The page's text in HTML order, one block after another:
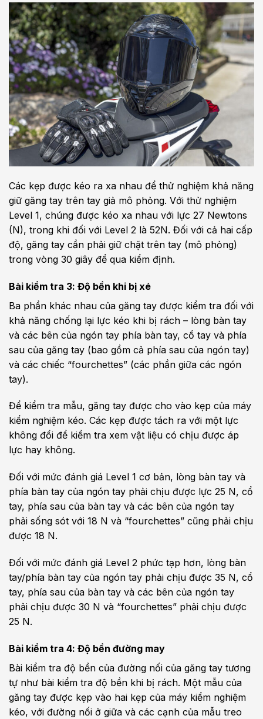
Các kẹp được kéo ra xa nhau để thử nghiệm khả năng
giữ găng tay trên tay giả mô phỏng. Với thử nghiệm
Level 1, chúng được kéo xa nhau với lực 27 Newtons
(N), trong khi đối với Level 2 là 52N. Đối với cả hai cấp
độ, găng tay cần phải giữ chặt trên tay (mô phỏng)
trong vòng 30 giây để qua kiểm định.
Bài kiểm tra 3: Độ bền khi bị xé
Ba phần khác nhau của găng tay được kiểm tra đối với
khả năng chống lại lực kéo khi bị rách – lòng bàn tay
và các bên của ngón tay phía bàn tay, cổ tay và phía
sau của găng tay (bao gồm cả phía sau của ngón tay)
và các chiếc “fourchettes” (các phần giữa các ngón
tay).
Để kiểm tra mẫu, găng tay được cho vào kẹp của máy
kiểm nghiệm kéo. Các kẹp được tách ra với một lực
không đổi để kiểm tra xem vật liệu có chịu được áp
lực hay không.
Đối với mức đánh giá Level 1 cơ bản, lòng bàn tay và
phía bàn tay của ngón tay phải chịu được lực 25 N, cổ
tay, phía sau của bàn tay và các bên của ngón tay
phải sống sót với 18 N và “fourchettes” cũng phải chịu
được 18 N.
Đối với mức đánh giá Level 2 phức tạp hơn, lòng bàn
tay/phía bàn tay của ngón tay phải chịu được 35 N, cổ
tay, phía sau của bàn tay và các bên của ngón tay
phải chịu được 30 N và “fourchettes” phải chịu được
25 N.
Bài kiểm tra 4: Độ bền đường may
Bài kiểm tra độ bền của đường nối của găng tay tương
tự như bài kiểm tra độ bền khi bị rách. Một mẫu của
găng tay được kẹp vào hai kẹp của máy kiểm nghiệm
kéo, với đường nối ở giữa và các cạnh của mẫu treo